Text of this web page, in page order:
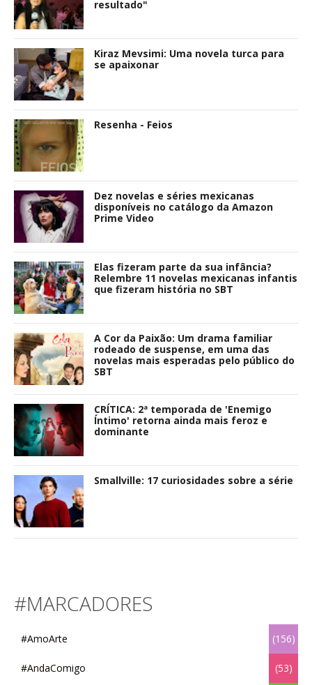
resultado"
Kiraz Mevsimi: Uma novela turca para
se apaixonar
Resenha - Feios
Dez novelas e séries mexicanas
disponíveis no catálogo da Amazon
Prime Video
Elas fizeram parte da sua infância?
Relembre 11 novelas mexicanas infantis
que fizeram história no SBT
A Cor da Paixão: Um drama familiar
rodeado de suspense, em uma das
novelas mais esperadas pelo público do
SBT
CRÍTICA: 2ª temporada de 'Enemigo
Íntimo' retorna ainda mais feroz e
dominante
Smallville: 17 curiosidades sobre a série
#MARCADORES
#AmoArte (156)
#AndaComigo (53)